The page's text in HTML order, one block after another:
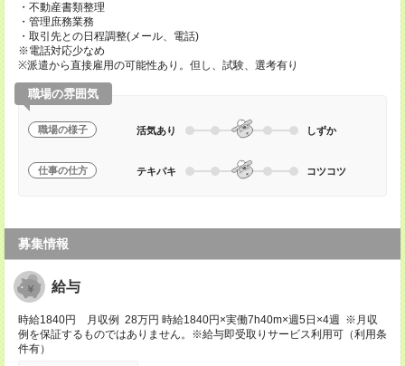
・不動産書類整理
・管理庶務業務
・取引先との日程調整(メール、電話)
※電話対応少なめ
※派遣から直接雇用の可能性あり。但し、試験、選考有り
職場の雰囲気
職場の様子 活気あり しずか
仕事の仕方 テキパキ コツコツ
募集情報
給与
時給1840円 月収例 28万円 時給1840円×実働7h40m×週5日×4週 ※月収
例を保証するものではありません。※給与即受取りサービス利用可（利用条
件有）